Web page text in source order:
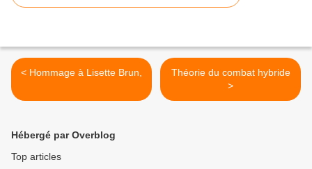
< Hommage à Lisette Brun,
Théorie du combat hybride
>
Hébergé par Overblog
Top articles